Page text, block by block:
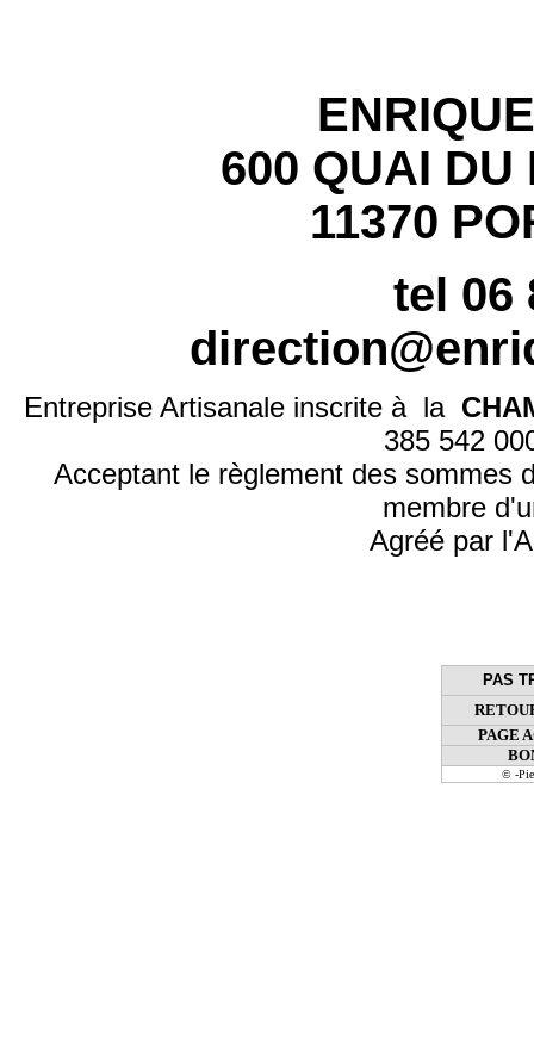
600 QUAI DU
11370
tel 06
Entreprise Artisanale inscrite à la
385 542
Acceptant le règlement des sommes
membre
Agréé par
PAS
PAGE
© -